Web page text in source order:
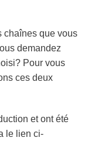
chaînes que vous
demandez
Pour vous
ces deux
et ont été
le lien ci-